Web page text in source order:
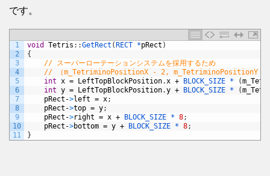
です。
1
2
3
4
5
6
7
8
9
10
11
void Tetris : :GetRect ( RECT *pRect )
{
// スーパーローテーションシステムを採用するため
// （m_TetriminoPositionX - 2, m_TetriminoPositionY - 2）
int x = LeftTopBlockPosition.x + BLOCK_SIZE * (
int y = LeftTopBlockPosition.y + BLOCK_SIZE * (
pRect ->left = x;
pRect ->top = y;
pRect ->right = x + BLOCK_SIZE * 8;
pRect ->bottom = y + BLOCK_SIZE * 8;
}